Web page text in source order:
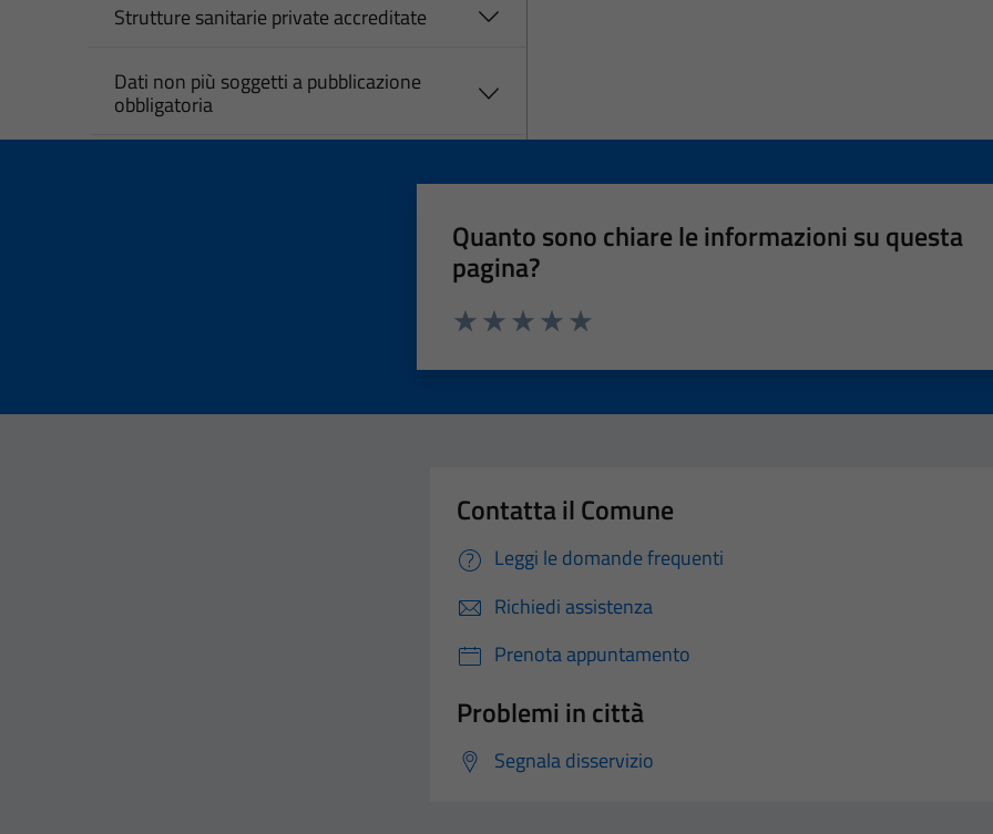
Strutture sanitarie private accreditate
Dati non più soggetti a pubblicazione
obbligatoria
Quanto sono chiare le informazioni su questa
pagina?
Contatta il Comune
Leggi le domande frequenti
Richiedi assistenza
Prenota appuntamento
Problemi in città
Segnala disservizio